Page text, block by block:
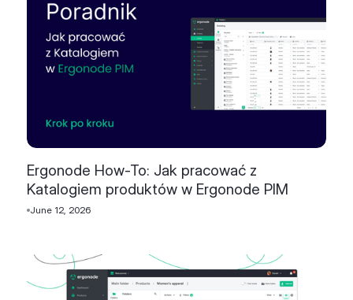
Ergonode How-To: Jak pracować z
Katalogiem produktów w Ergonode PIM
June 12, 2026